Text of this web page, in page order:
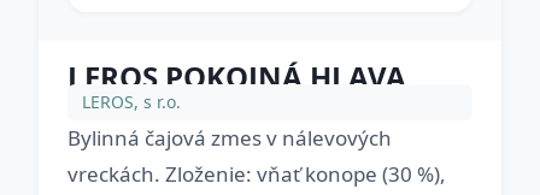
LEROS POKOJNÁ HLAVA
LEROS, s r.o.
Bylinná čajová zmes v nálevových
vreckách. Zloženie: vňať konope (30 %),